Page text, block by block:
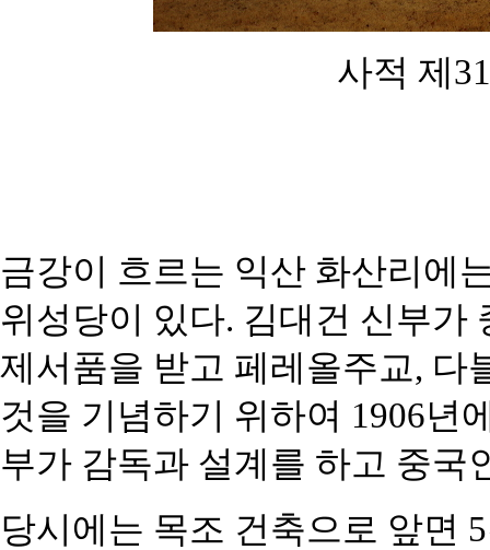
사적 제
금강이 흐르는 익산 화산리에
위성당이 있 다. 김대건 신부가
제서품을 받고 페레올주교, 다
것을 기념하기 위하여 1906년
부가 감독과 설계를 하고 중국
당시에는 목조 건축으로 앞면